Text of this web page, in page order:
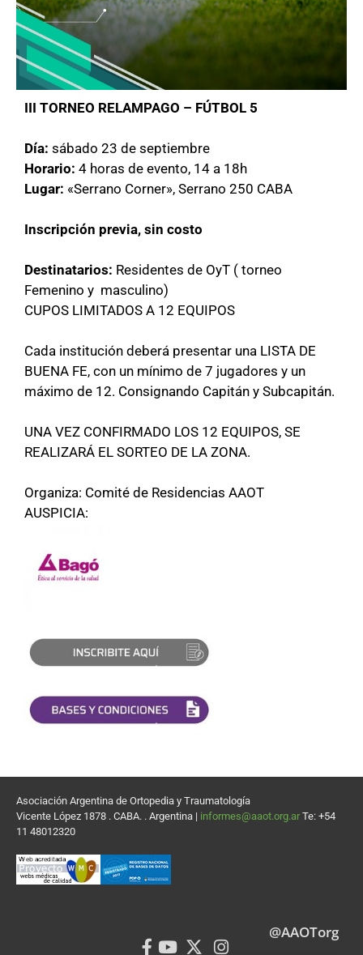
III TORNEO RELAMPAGO – FÚTBOL 5
Día: sábado 23 de septiembre
Horario: 4 horas de evento, 14 a 18h
Lugar: «Serrano Corner», Serrano 250 CABA
Inscripción previa, sin costo
Destinatarios: Residentes de OyT ( torneo
Femenino y masculino)
CUPOS LIMITADOS A 12 EQUIPOS
Cada institución deberá presentar una LISTA DE
BUENA FE, con un mínimo de 7 jugadores y un
máximo de 12. Consignando Capitán y Subcapitán.
UNA VEZ CONFIRMADO LOS 12 EQUIPOS, SE
REALIZARÁ EL SORTEO DE LA ZONA.
Organiza: Comité de Residencias AAOT
AUSPICIA:
Asociación Argentina de Ortopedia y Traumatología
Vicente López 1878 . CABA. . Argentina | informes@aaot.org.ar Te: +54
11 48012320
@AAOTorg